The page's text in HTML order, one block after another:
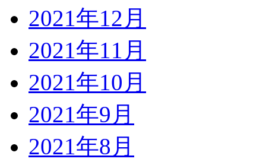
2021年12月
2021年11月
2021年10月
2021年9月
2021年8月